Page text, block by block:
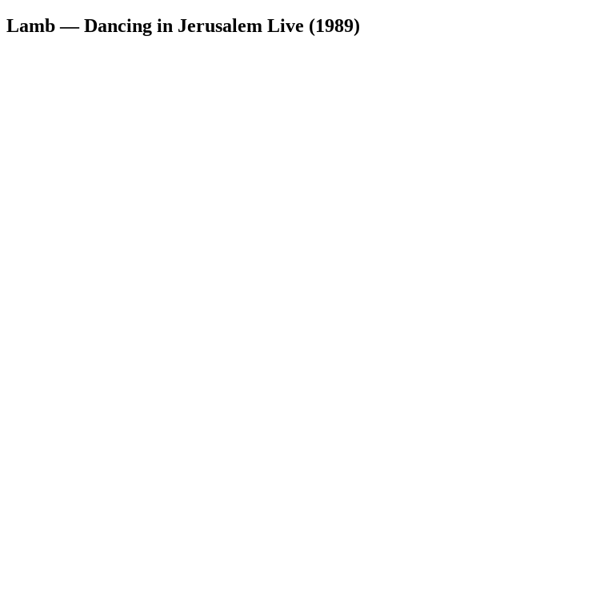
Lamb — Dancing in Jerusalem Live (1989)